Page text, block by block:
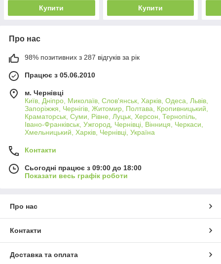
Купити Купити
Про нас
98% позитивних з 287 відгуків за рік
Працює з 05.06.2010
м. Чернівці
Київ, Дніпро, Миколаїв, Слов'янськ, Харків, Одеса, Львів,
Запоріжжя, Чернігів, Житомир, Полтава, Кропивницький,
Краматорськ, Суми, Рівне, Луцьк, Херсон, Тернопіль,
Івано-Франківськ, Ужгород, Чернівці, Вінниця, Черкаси,
Хмельницький, Харків, Чернівці, Україна
Контакти
Сьогодні працює з 09:00 до 18:00
Показати весь графік роботи
Про нас
Контакти
Доставка та оплата